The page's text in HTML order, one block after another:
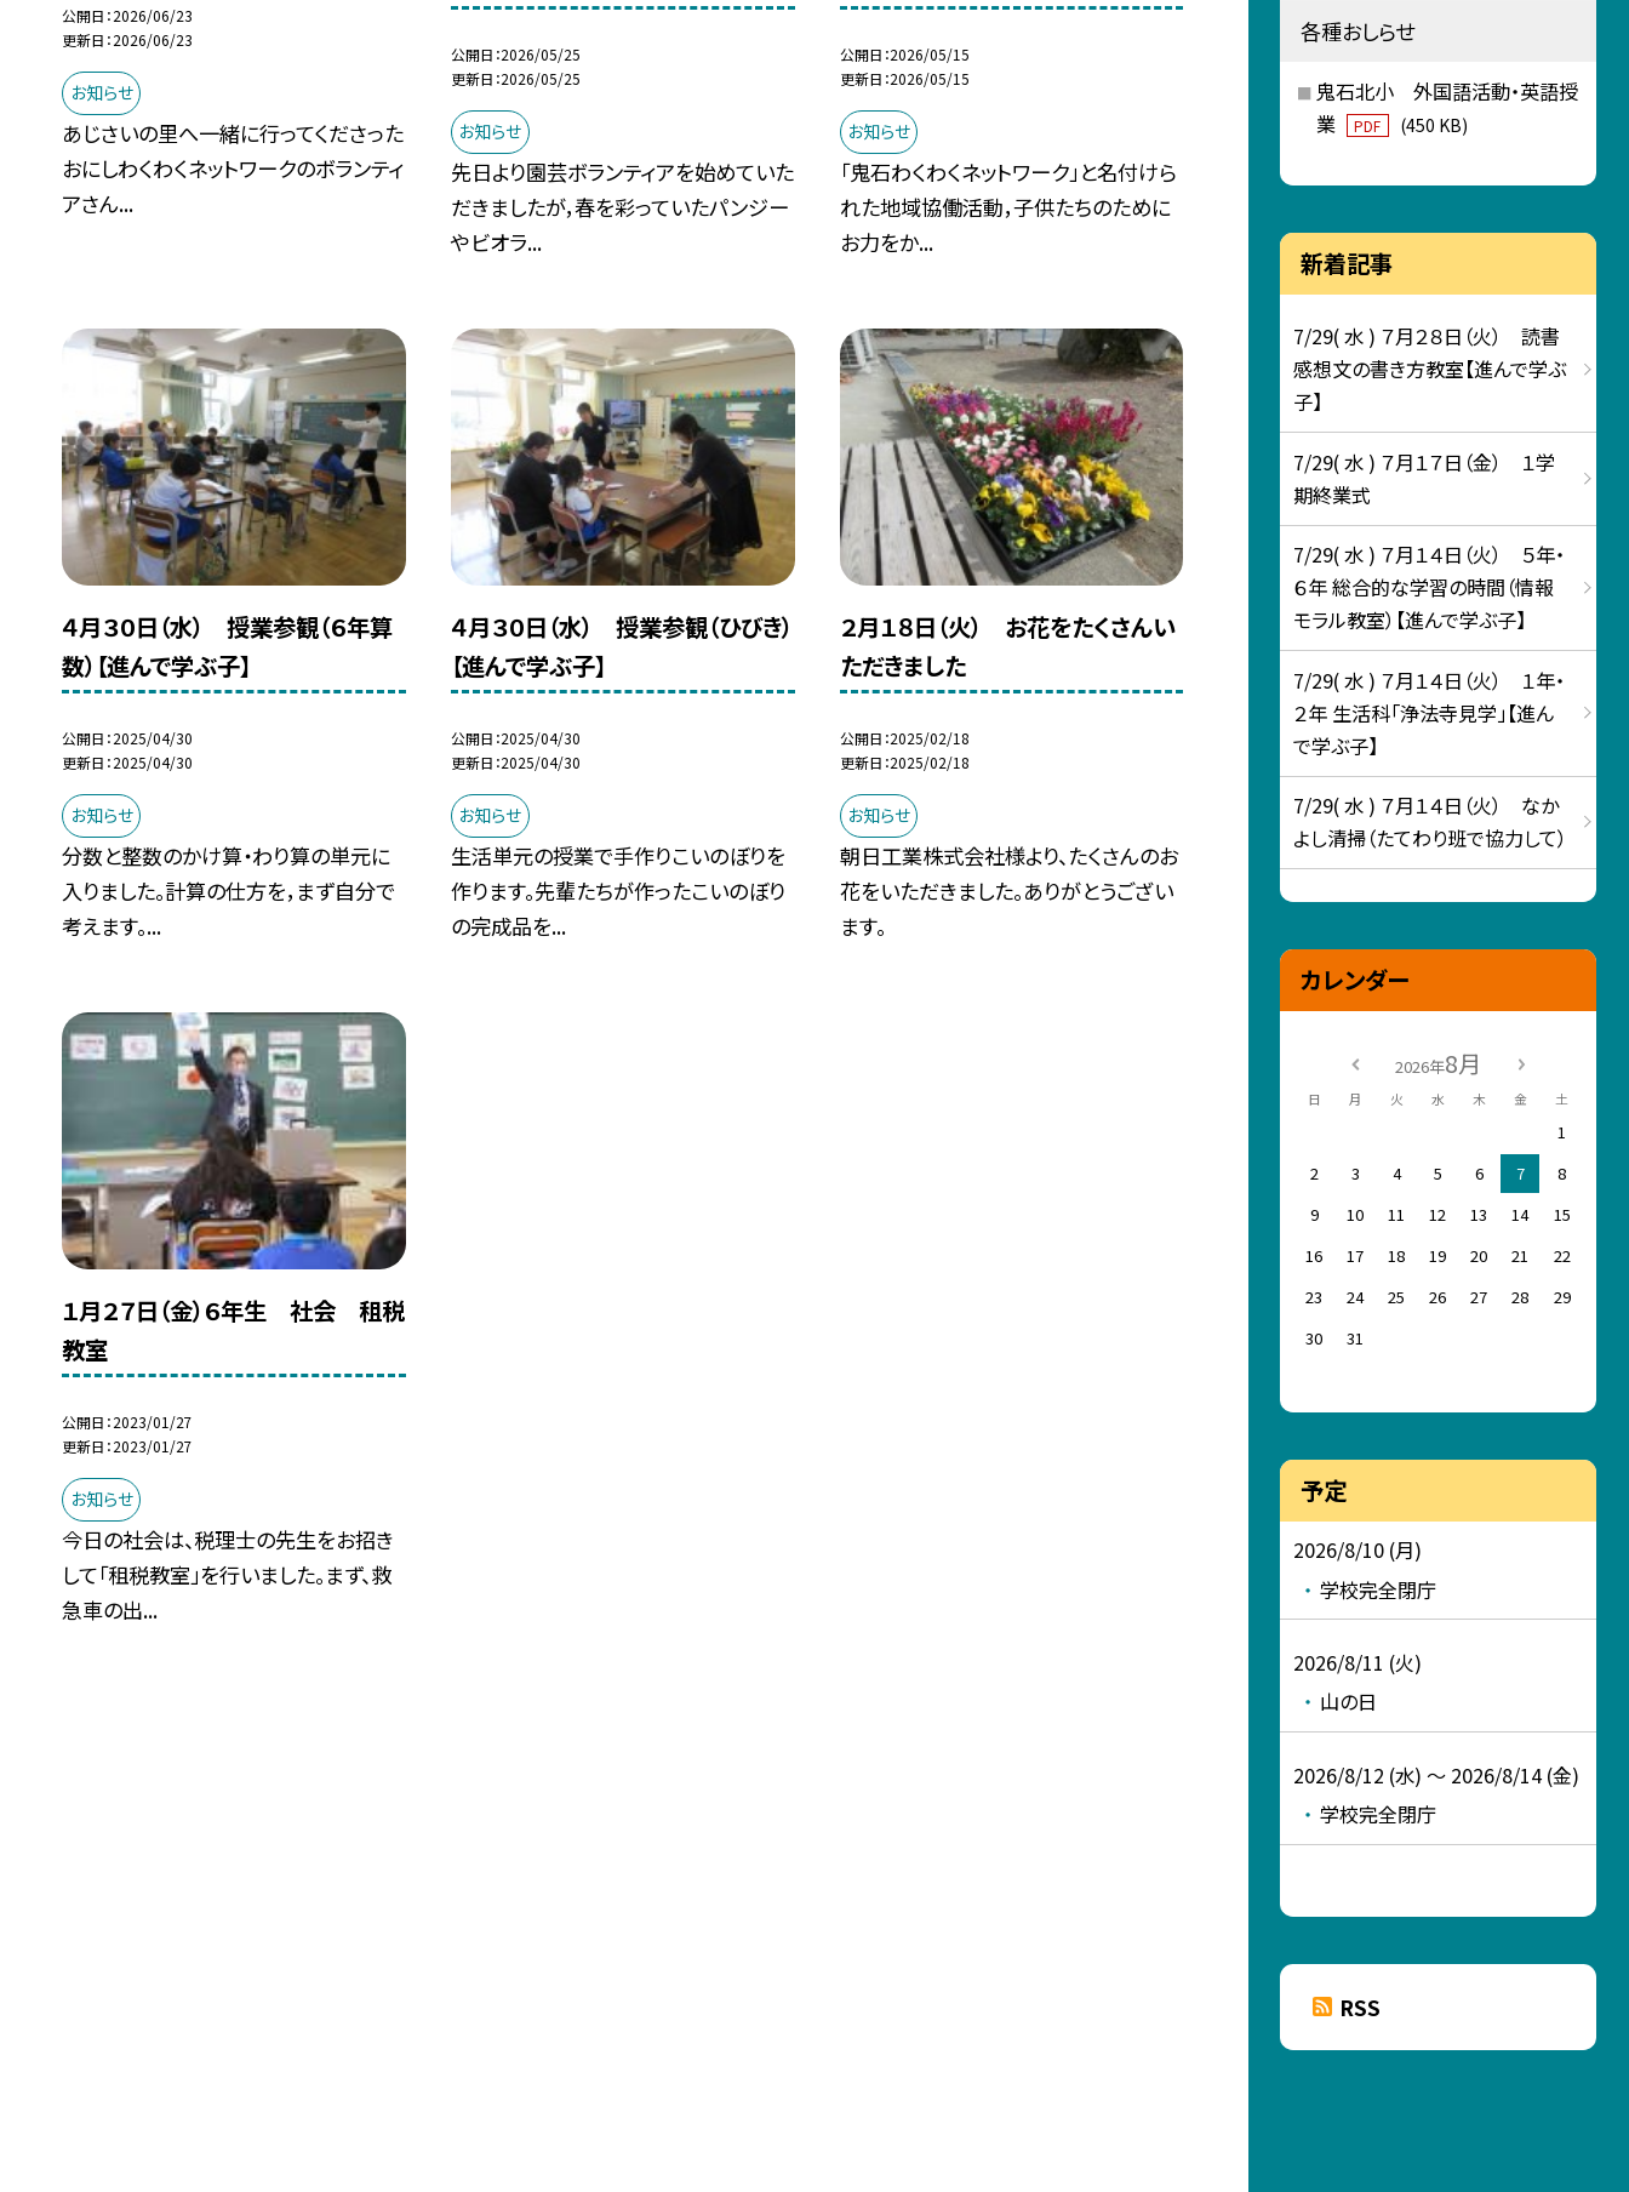
公開日 2026/06/23
更新日 2026/06/23
お知らせ
あじさいの里へ一緒に行ってくださった
おにしわくわくネットワークのボランティ
アさん...
公開日 2026/05/25
更新日 2026/05/25
お知らせ
先日より園芸ボランティアを始めていた
だきましたが，春を彩っていたパンジー
やビオラ...
公開日 2026/05/15
更新日 2026/05/15
お知らせ
「鬼石わくわくネットワーク」と名付けら
れた地域協働活動，子供たちのために
お力をか...
４月３０日（水） 授業参観（６年算
数）【進んで学ぶ子】
公開日 2025/04/30
更新日 2025/04/30
お知らせ
分数と整数のかけ算・わり算の単元に
入りました。計算の仕方を，まず自分で
考えます。...
４月３０日（水） 授業参観（ひびき）
【進んで学ぶ子】
公開日 2025/04/30
更新日 2025/04/30
お知らせ
生活単元の授業で手作りこいのぼりを
作ります。先輩たちが作ったこいのぼり
の完成品を...
２月１８日（火） お花をたくさんい
ただきました
公開日 2025/02/18
更新日 2025/02/18
お知らせ
朝日工業株式会社様より、たくさんのお
花をいただきました。ありがとうござい
ます。
１月２７日（金）６年生 社会 租税
教室
公開日 2023/01/27
更新日 2023/01/27
お知らせ
今日の社会は、税理士の先生をお招き
して「租税教室」を行いました。まず、救
急車の出...
各種おしらせ
鬼石北小 外国語活動・英語授
業
PDF (450 KB)
新着記事
7/29( 水 ) ７月２８日（火） 読書
感想文の書き方教室【進んで学ぶ
子】
7/29( 水 ) ７月１７日（金） １学
期終業式
7/29( 水 ) ７月１４日（火） ５年・
６年 総合的な学習の時間（情報
モラル教室）【進んで学ぶ子】
7/29( 水 ) ７月１４日（火） １年・
２年 生活科「浄法寺見学」【進ん
で学ぶ子】
7/29( 水 ) ７月１４日（火） なか
よし清掃（たてわり班で協力して）
カレンダー
2026年8月
日 月 火 水 木 金 土
1
2
3 4 5 6 7
8
9
10 11 12 13 14
15
16
17 18 19 20 21
22
23
24 25 26 27 28
29
30
31
予定
2026/8/10 (月)
学校完全閉庁
2026/8/11 (火)
山の日
2026/8/12 (水) ～ 2026/8/14 (金)
学校完全閉庁
RSS